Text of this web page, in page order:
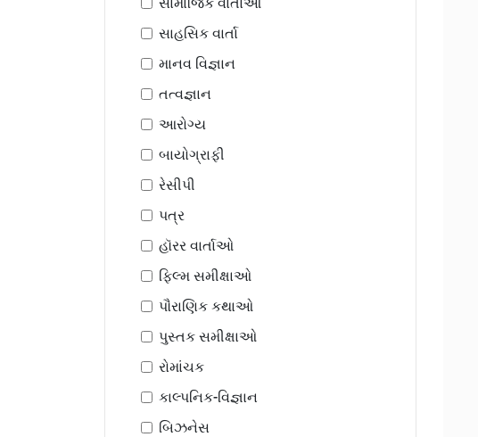
સાહસિક વાર્તા
માનવ વિજ્ઞાન
તત્વજ્ઞાન
આરોગ્ય
બાયોગ્રાફી
રેસીપી
પત્ર
હૉરર વાર્તાઓ
ફિલ્મ સમીક્ષાઓ
પૌરાણિક કથાઓ
પુસ્તક સમીક્ષાઓ
રોમાંચક
કાલ્પનિક-વિજ્ઞાન
બિઝનેસ